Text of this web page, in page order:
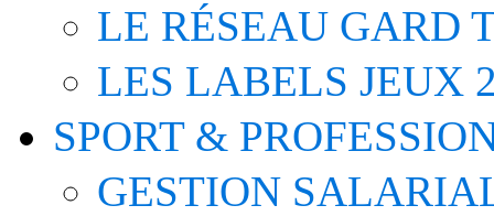
LE RÉSEAU GARD
LES LABELS JEUX
SPORT &
GESTION